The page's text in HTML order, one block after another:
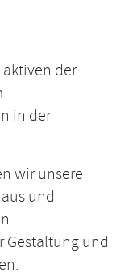
aktiven der
in der
wir unsere
und
Gestaltung und